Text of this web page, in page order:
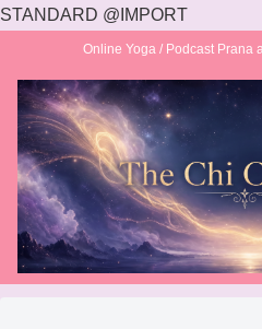
STANDARD @IMPORT
Online Yoga / Podcast Prana